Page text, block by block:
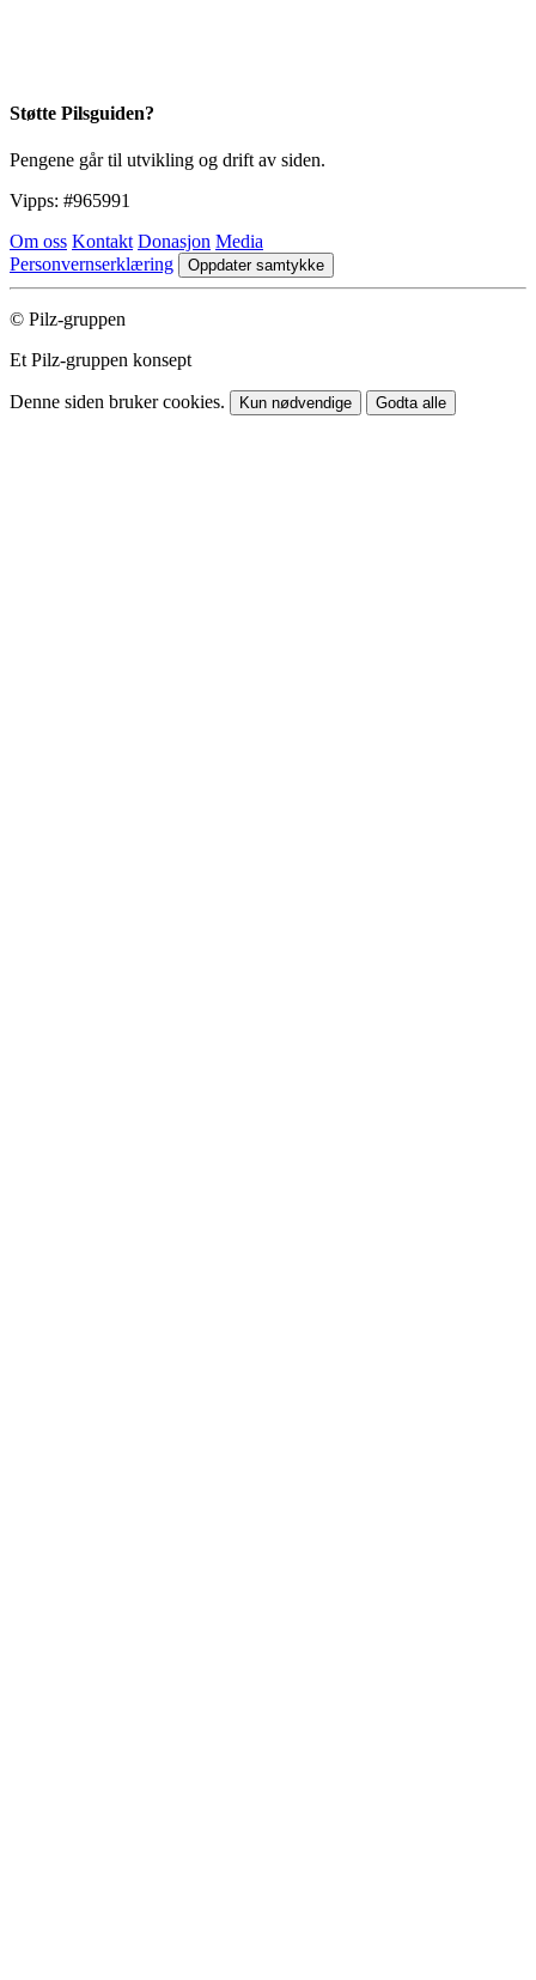
Støtte Pilsguiden?
Pengene går til utvikling og drift av siden.
Vipps: #965991
Om oss Kontakt Donasjon Media
Personvernserklæring
Oppdater samtykke
© Pilz-gruppen
Et Pilz-gruppen konsept
Denne siden bruker cookies. Kun nødvendige Godta alle